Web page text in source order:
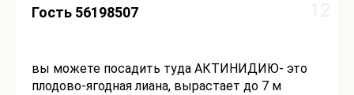
Гость 56198507
вы можете посадить туда АКТИНИДИЮ- это
плодово-ягодная лиана, вырастает до 7 м